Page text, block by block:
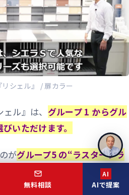
シェル』 / 扉カラー
ル』は、 グループ 1 からグル
いただけます。
がグループ5 の“ラスターブラ
無料相談
AI
AIで提案